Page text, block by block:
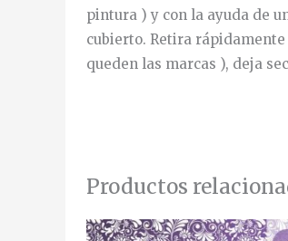
pintura ) y con la ayuda de
cubierto. Retira
queden las marcas ), deja
Productos